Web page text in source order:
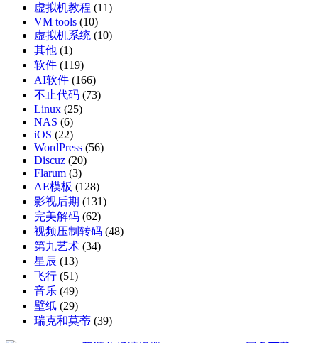
虚拟机教程 (11)
VM tools (10)
虚拟机系统 (10)
其他 (1)
软件 (119)
AI软件 (166)
不止代码 (73)
Linux (25)
NAS (6)
iOS (22)
WordPress (56)
Discuz (20)
Flarum (3)
AE模板 (128)
影视后期 (131)
完美解码 (62)
视频压制转码 (48)
第九艺术 (34)
星辰 (13)
飞行 (51)
音乐 (49)
壁纸 (29)
瑞克和莫蒂 (39)